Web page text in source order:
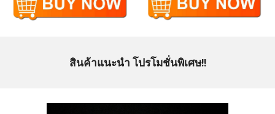
สินค้าแนะนำ โปรโมชั่นพิเศษ!!